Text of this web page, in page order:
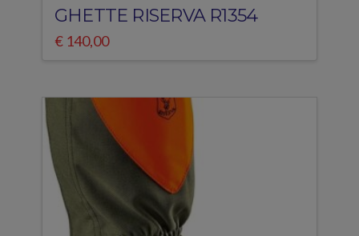
GHETTE RISERVA R1354
€140,00